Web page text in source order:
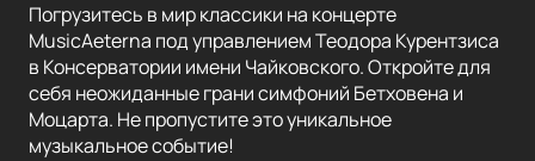
Погрузитесь в мир классики на концерте
MusicAeterna под управлением Теодора Курентзиса
в Консерватории имени Чайковского. Откройте для
себя неожиданные грани симфоний Бетховена и
Моцарта. Не пропустите это уникальное
музыкальное событие!